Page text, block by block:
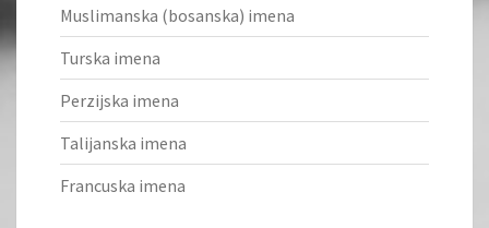
Muslimanska (bosanska) imena
Turska imena
Perzijska imena
Talijanska imena
Francuska imena